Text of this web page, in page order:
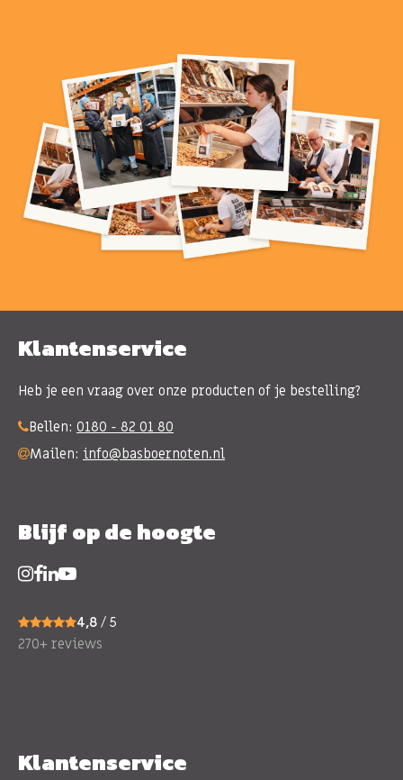
Klantenservice
Heb je een vraag over onze producten of je bestelling?
Bellen: 0180 - 82 01 80
Mailen: info@basboernoten.nl
Blijf op de hoogte
4,8 / 5
270+ reviews
Klantenservice